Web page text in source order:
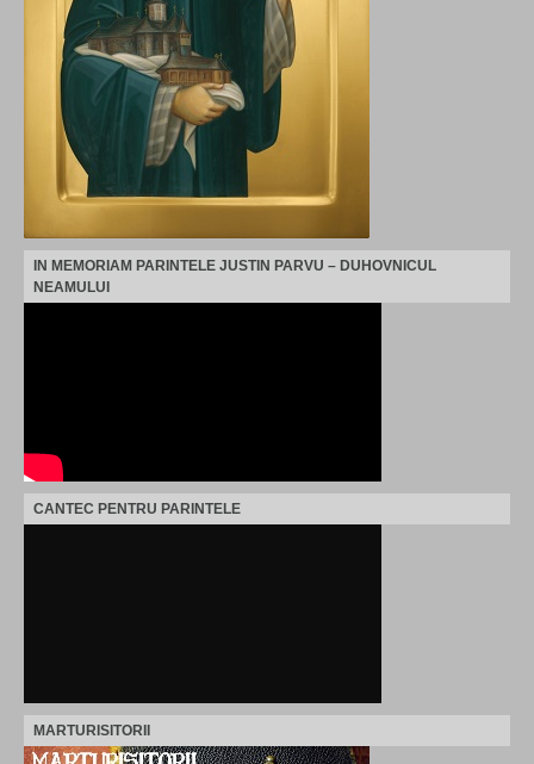
IN MEMORIAM PARINTELE JUSTIN PARVU – DUHOVNICUL
NEAMULUI
CANTEC PENTRU PARINTELE
MARTURISITORII